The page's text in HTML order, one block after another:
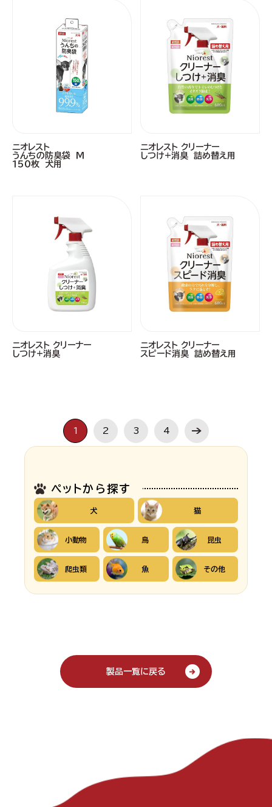
ニオレスト
うんちの防臭袋 Ｍ
１５０枚 犬用
ニオレスト クリーナー
しつけ+消臭 詰め替え用
ニオレスト クリーナー
しつけ+消臭
ニオレスト クリーナー
スピード消臭 詰め替え用
1 2 3 4
ペットから探す
犬 猫
小動物 鳥 昆虫
爬虫類 魚 その他
製品一覧に戻る